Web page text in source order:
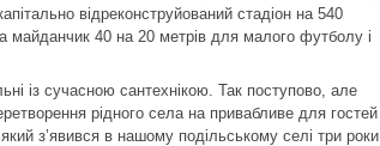
відреконструйований стадіон на 540
майданчик 40 на 20 метрів для малого футболу і
із сучасною сантехнікою. Так поступово, але
рідного села на привабливе для гостей
з’явився в нашому подільському селі три роки